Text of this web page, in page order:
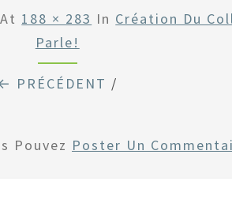
At 188 × 283 In Création Du
Parle!
PRÉCÉDENT /
Pouvez Poster Un